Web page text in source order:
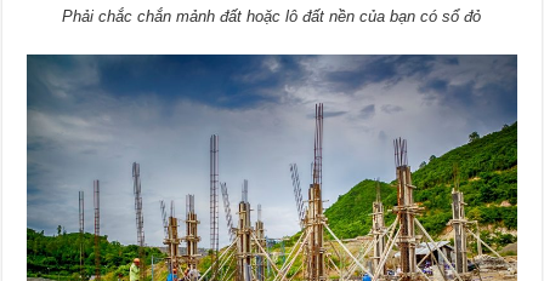
Phải chắc chắn mảnh đất hoặc lô đất nền của bạn có sổ đỏ